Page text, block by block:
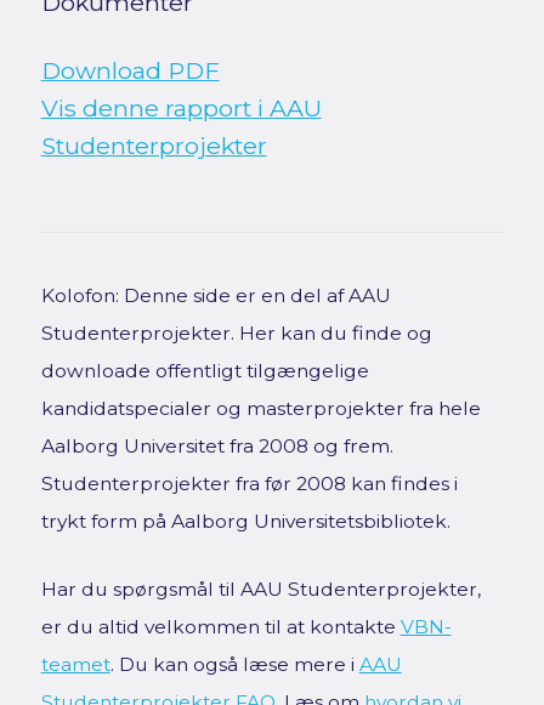
Download PDF
Vis denne rapport i AAU
Studenterprojekter
Kolofon: Denne side er en del af AAU
Studenterprojekter. Her kan du finde og
downloade offentligt tilgængelige
kandidatspecialer og masterprojekter fra hele
Aalborg Universitet fra 2008 og frem.
Studenterprojekter fra før 2008 kan findes i
trykt form på Aalborg Universitetsbibliotek.
Har du spørgsmål til AAU Studenterprojekter,
er du altid velkommen til at kontakte VBN-
teamet. Du kan også læse mere i AAU